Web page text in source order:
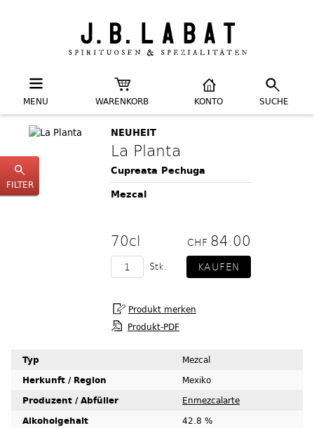
MENU WARENKORB KONTO SUCHE
FILTER
NEUHEIT
La Planta
Cupreata Pechuga
Mezcal
70cl CHF 84.00
Stk.
Produkt-PDF
Typ
Mezcal
Herkunft / Region
Mexiko
Produzent / Abfüller
Enmezcalarte
Alkoholgehalt
42.8 %